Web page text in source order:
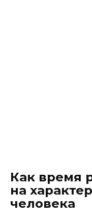
Как время
на
человека